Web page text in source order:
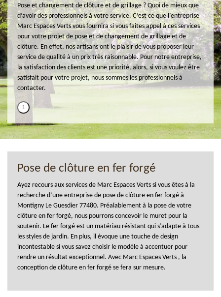
Pose et changement de clôture et de grillage ? Quoi de mieux que
d’avoir des professionnels à votre service. C’est ce que l’entreprise
Marc Espaces Verts vous fournira si vous faites appel à ces services
pour votre projet de pose et de changement de grillage et de
clôture. En effet, nos artisans ont le plaisir de vous proposer leur
service de qualité à un prix très raisonnable. Pour notre entreprise,
la satisfaction des clients est une priorité, alors, si vous voulez être
satisfait pour votre projet, nous sommes les professionnels à
contacter.
1
Pose de clôture en fer forgé
Ayez recours aux services de Marc Espaces Verts si vous êtes à la
recherche d’une entreprise de pose de clôture en fer forgé à
Montigny Le Guesdier 77480. Préalablement à la pose de votre
clôture en fer forgé, nous pourrons concevoir le muret pour la
soutenir. Le fer forgé est un matériau résistant qui s’adapte à tous
les styles de jardin. En plus, il évoque une touche de design
incontestable si vous savez choisir le modèle à accentuer pour
rendre un résultat exceptionnel. Avec Marc Espaces Verts , la
conception de clôture en fer forgé se fera sur mesure.